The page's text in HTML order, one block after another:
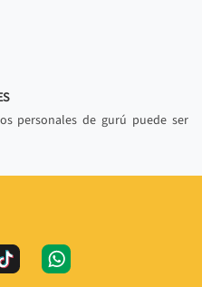
personales de gurú puede ser